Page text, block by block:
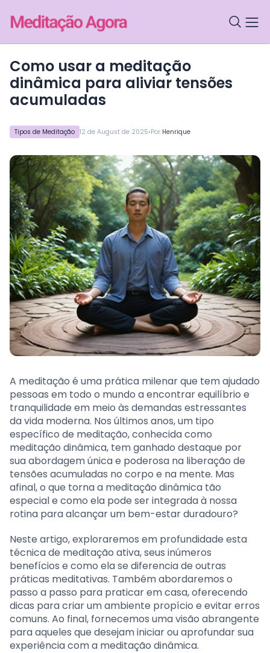
Tipos de Meditação 12 de August de 2025•Por Henrique
como usar a meditação
dinâmica para aliviar tensões
acumuladas
A meditação é uma prática milenar que tem ajudado
pessoas em todo o mundo a encontrar equilíbrio e
tranquilidade em meio às demandas estressantes
da vida moderna. Nos últimos anos, um tipo
específico de meditação, conhecida como
meditação dinâmica, tem ganhado destaque por
sua abordagem única e poderosa na liberação de
tensões acumuladas no corpo e na mente. Mas
afinal, o que torna a meditação dinâmica tão
especial e como ela pode ser integrada à nossa
rotina para alcançar um bem-estar duradouro?
Neste artigo, exploraremos em profundidade esta
técnica de meditação ativa, seus inúmeros
benefícios e como ela se diferencia de outras
práticas meditativas. Também abordaremos o
passo a passo para praticar em casa, oferecendo
dicas para criar um ambiente propício e evitar erros
comuns. Ao final, fornecemos uma visão abrangente
para aqueles que desejam iniciar ou aprofundar sua
experiência com a meditação dinâmica.